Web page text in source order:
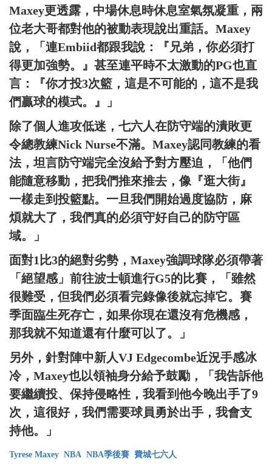
Maxey更透露，中場休息時休息室氣氛凝重，兩
位老大哥都對他的被動表現說出重話。Maxey
說，「連Embiid都跟我說：『兄弟，你必須打
得更加強勢。』甚至連平時不太激動的PG也直
言：『你才投3次籃，這是不可能的，這不是我
們贏球的模式。』」
除了個人進攻低迷，七六人在防守端的潰敗更
令總教練Nick Nurse不滿。Maxey認同教練的看
法，坦言防守端完全沒給予對方壓迫，「他們
能隨意移動，把我們推來推去，像『逛大街』
一樣走到投籃點。一旦我們開始過度協防，麻
煩就大了，我們真的必須守好自己的防守區
域。」
面對1比3的絕對劣勢，Maxey強調球隊必須帶著
「絕望感」前往波士頓進行G5的比賽，「雖然
很難受，但我們必須看完錄像後就忘掉它。賽
季面臨生死存亡，如果你現在還沒有危機感，
那我就不知道還有什麼可以了。」
另外，針對陣中新人VJ Edgecombe近況手感冰
冷，Maxey也以領袖身分給予鼓勵，「我告訴他
要繼續投、保持侵略性，我看到他今晚出手了9
次，這很好，我們需要球員勇於出手，我會支
持他。」
Tyrese Maxey NBA NBA季後賽 費城七六人